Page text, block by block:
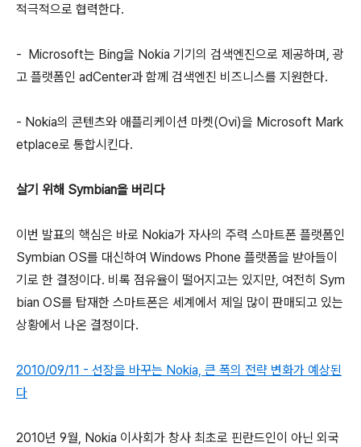
적극적으로 협력한다.
- Microsoft는 Bing을 Nokia 기기의 검색엔진으로 제공하며, 광
고 플랫폼인 adCenter과 함께 검색엔진 비즈니스를 지원한다.
- Nokia의 콘텐츠와 애플리케이션 마켓(Ovi)을 Microsoft Mark
etplace로 통합시킨다.
살기 위해 Symbian을 버리다
이번 발표의 핵심은 바로 Nokia가 자사의 주력 스마트폰 플랫폼인
Symbian OS를 대신하여 Windows Phone 플랫폼을 받아들이
기로 한 결정이다. 비록 점유율이 떨어지고는 있지만, 여전히 Sym
bian OS를 탑재한 스마트폰은 세계에서 제일 많이 판매되고 있는
상황에서 나온 결정이다.
2010/09/11 - 선장을 바꾸는 Nokia, 큰 폭의 전략 변화가 예상된
다
2010년 9월, Nokia 이사회가 창사 최초로 핀란드인이 아닌 외국